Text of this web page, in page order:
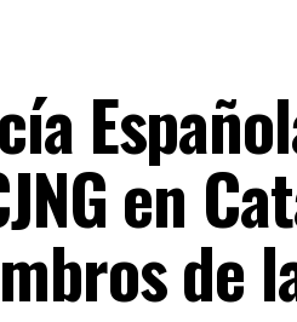
en
de